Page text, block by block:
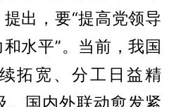
出，要“提高党领导
水平”。当前，我国
拓宽、分工日益精
、国内外联动愈发紧